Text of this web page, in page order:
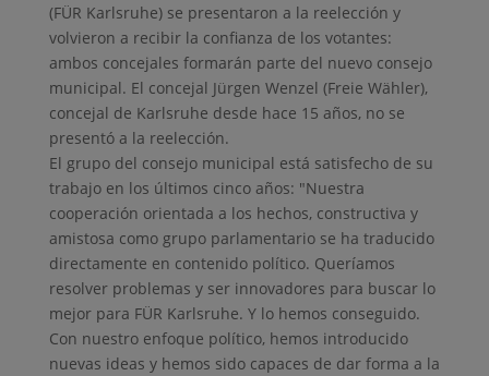
(FÜR Karlsruhe) se presentaron a la reelección y
volvieron a recibir la confianza de los votantes:
ambos concejales formarán parte del nuevo consejo
municipal. El concejal Jürgen Wenzel (Freie Wähler),
concejal de Karlsruhe desde hace 15 años, no se
presentó a la reelección.
El grupo del consejo municipal está satisfecho de su
trabajo en los últimos cinco años: "Nuestra
cooperación orientada a los hechos, constructiva y
amistosa como grupo parlamentario se ha traducido
directamente en contenido político. Queríamos
resolver problemas y ser innovadores para buscar lo
mejor para FÜR Karlsruhe. Y lo hemos conseguido.
Con nuestro enfoque político, hemos introducido
nuevas ideas y hemos sido capaces de dar forma a la